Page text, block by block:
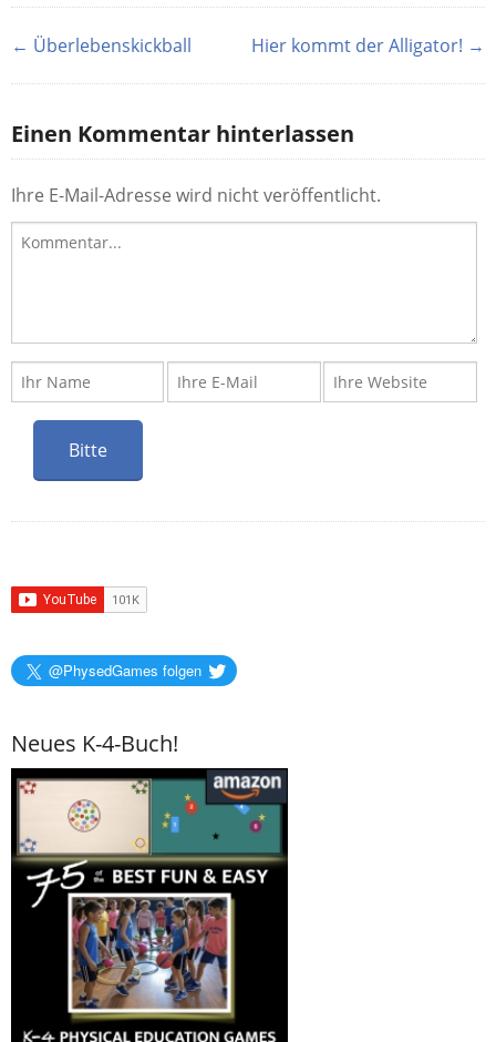
← Überlebenskickball Hier kommt der Alligator! →
Einen Kommentar hinterlassen
Ihre E-Mail-Adresse wird nicht veröffentlicht.
@PhysedGames folgen
Neues K-4-Buch!